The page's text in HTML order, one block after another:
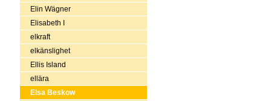
Elin Wägner
Elisabeth I
elkraft
elkänslighet
Ellis Island
ellära
Elsa Beskow